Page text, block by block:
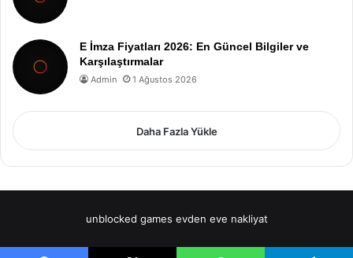
E İmza Fiyatları 2026: En Güncel Bilgiler ve
Karşılaştırmalar
Admin 1 Ağustos 2026
Daha Fazla Yükle
unblocked games evden eve nakliyat